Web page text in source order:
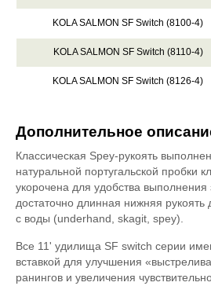
KOLA SALMON SF Switch (8100-4)
KOLA SALMON SF Switch (8110-4)
KOLA SALMON SF Switch (8126-4)
Дополнительное
Классическая Spey-рукоять
натуральной португальской пробки
укорочена для удобства
достаточно длинная нижняя
с воды (underhand, skagit, spey).
Все 11' удилища SF switch серии
вставкой для улучшения
ранингов и увеличения